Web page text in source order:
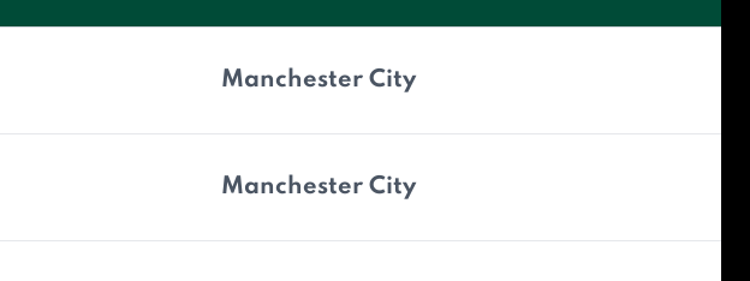
Manchester City
Manchester City